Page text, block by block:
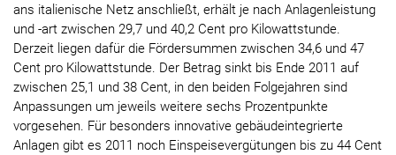
ans italienische Netz anschließt, erhält je nach Anlagenleistung
und -art zwischen 29,7 und 40,2 Cent pro Kilowattstunde.
Derzeit liegen dafür die Fördersummen zwischen 34,6 und 47
Cent pro Kilowattstunde. Der Betrag sinkt bis Ende 2011 auf
zwischen 25,1 und 38 Cent, in den beiden Folgejahren sind
Anpassungen um jeweils weitere sechs Prozentpunkte
vorgesehen. Für besonders innovative gebäudeintegrierte
Anlagen gibt es 2011 noch Einspeisevergütungen bis zu 44 Cent